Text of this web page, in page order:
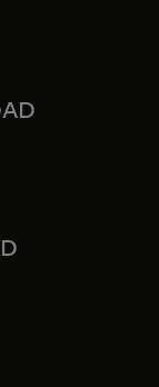
nueva
nueva
pestaña nueva